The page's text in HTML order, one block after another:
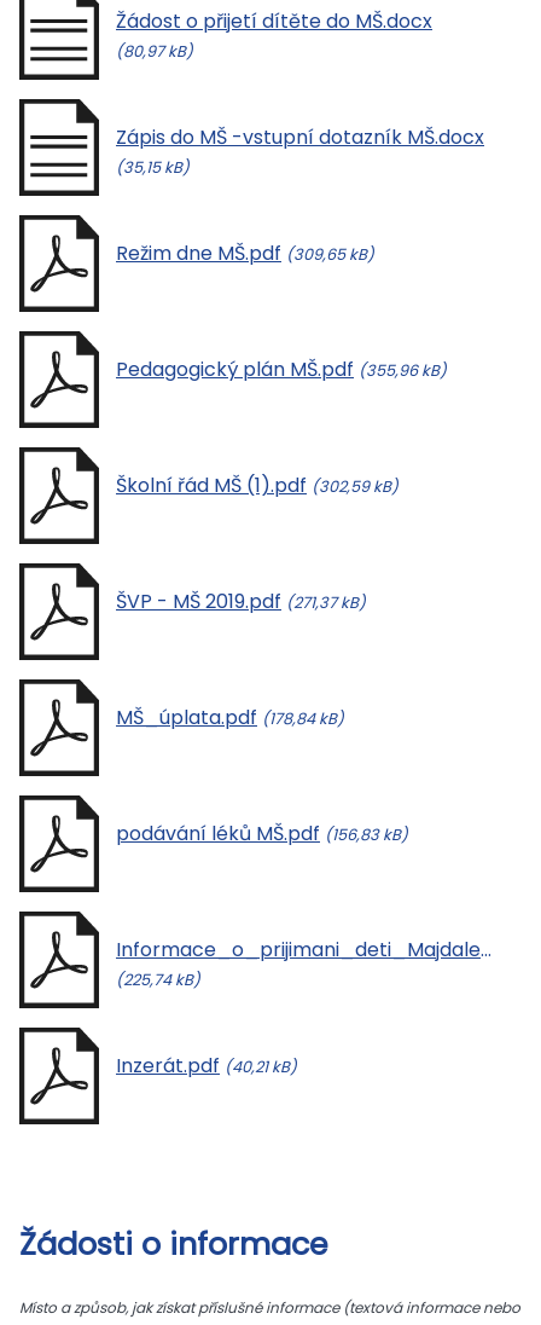
Žádost o přijetí dítěte do MŠ.docx
(80,97 kB)
Zápis do MŠ -vstupní dotazník MŠ.docx
(35,15 kB)
Režim dne MŠ.pdf (309,65 kB)
Pedagogický plán MŠ.pdf (355,96 kB)
Školní řád MŠ (1).pdf (302,59 kB)
ŠVP - MŠ 2019.pdf (271,37 kB)
MŠ_úplata.pdf (178,84 kB)
podávání léků MŠ.pdf (156,83 kB)
Informace_o_prijimani_deti_Majdalena - kritéria_.pdf
(225,74 kB)
Inzerát.pdf (40,21 kB)
Žádosti o informace
Místo a způsob, jak získat příslušné informace (textová informace nebo